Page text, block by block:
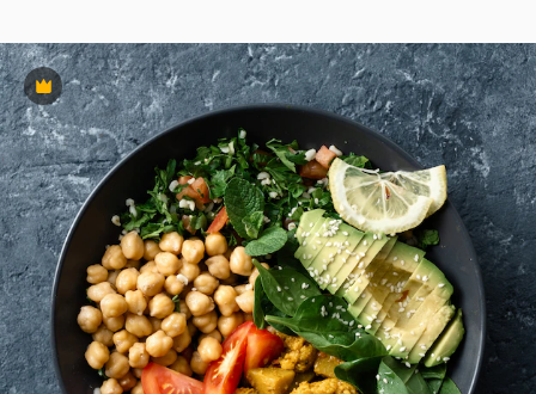
Premium